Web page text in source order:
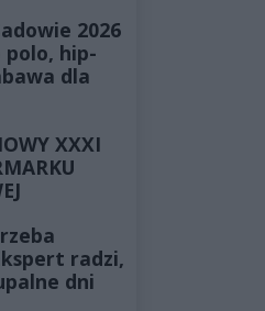
2026
polo, hip-
dla
XXXI
radzi,
dni